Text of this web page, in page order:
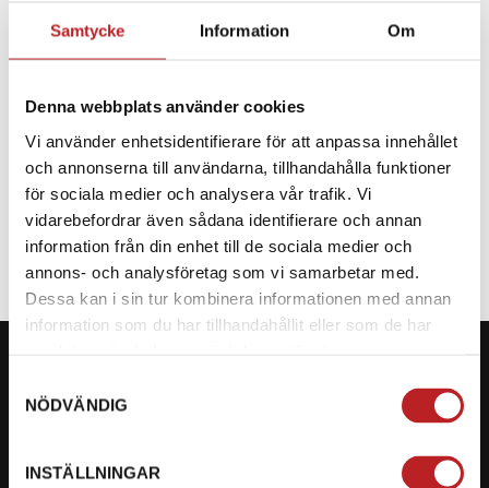
Samtycke Information Om
Denna webbplats använder cookies
Vi använder enhetsidentifierare för att anpassa innehållet
och annonserna till användarna, tillhandahålla funktioner
för sociala medier och analysera vår trafik. Vi
vidarebefordrar även sådana identifierare och annan
information från din enhet till de sociala medier och
annons- och analysföretag som vi samarbetar med.
Dessa kan i sin tur kombinera informationen med annan
information som du har tillhandahållit eller som de har
NÖDVÄNDIG
INSTÄLLNINGAR
Reservdel till CF Moto
SPECIFIKATION
Ångra mitt köp